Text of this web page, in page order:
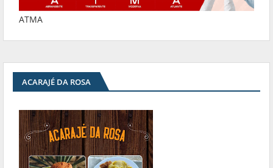
ATMA
ACARAJÉ DA ROSA